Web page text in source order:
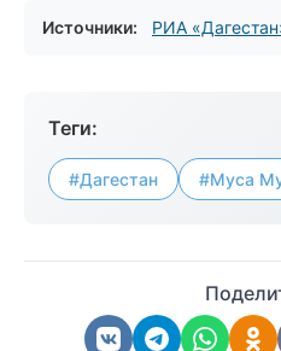
Источники: РИА
Теги:
#Дагестан #Муса